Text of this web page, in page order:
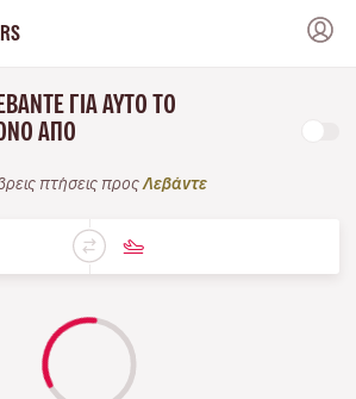
ΓΙΑ ΑΥΤΌ ΤΟ
ΑΠΌ
πτήσεις προς Λεβάντε